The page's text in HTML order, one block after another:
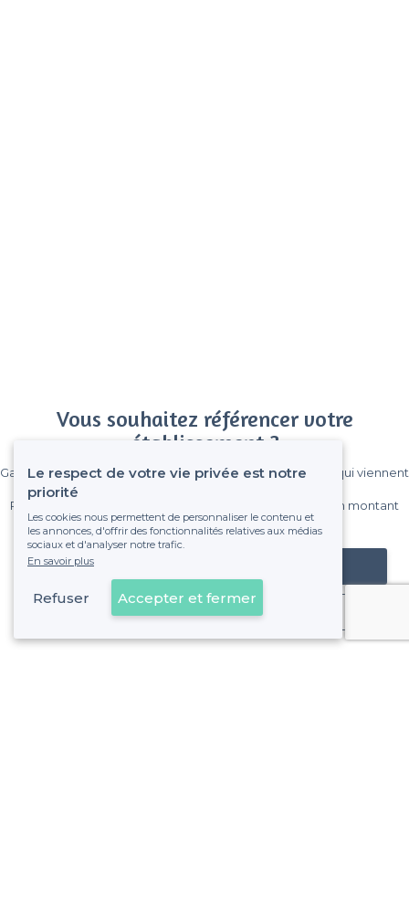
Vous souhaitez référencer votre
établissement ?
Gagnez de nombreux clients parmi le million de visiteurs qui viennent
Pas de commissions et sans engagement, vous payez un montant
fixe sans risque de voir déraper la facture.
Référencer mon établissement
Déjà client
Le respect de votre vie privée est notre
priorité
Les cookies nous permettent de personnaliser le contenu et
les annonces, d'offrir des fonctionnalités relatives aux médias
sociaux et d'analyser notre trafic.
En savoir plus
Refuser Accepter et fermer